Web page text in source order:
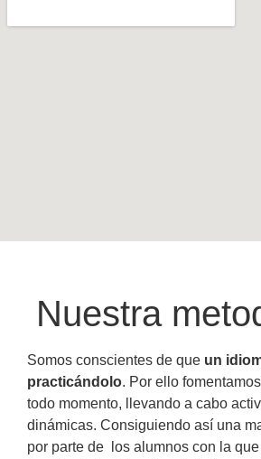
Nuestra
Somos conscientes de que un
practicándolo. Por ello
todo momento, llevando a cabo
dinámicas. Consiguiendo así una
por parte de los alumnos con la